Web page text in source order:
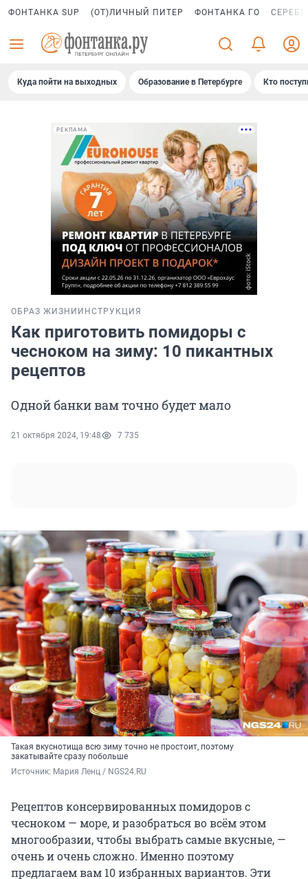
ФОНТАНКА SUP (ОТ)ЛИЧНЫЙ ПИТЕР ФОНТАНКА ГО
Куда пойти на выходных Образование в Петербурге Кто
РЕКЛАМА
ОБРАЗ ЖИЗНИ ИНСТРУКЦИЯ
Как приготовить помидоры с
чесноком на зиму: 10 пикантных
рецептов
Одной банки вам точно будет мало
21 октября 2024, 19:48 7 735
Такая вкуснотища всю зиму точно не простоит, поэтому
закатывайте сразу побольше
Источник: Мария Ленц / NGS24.RU
Рецептов консервированных помидоров с
чесноком — море, и разобраться во всём этом
многообразии, чтобы выбрать самые вкусные, —
очень и очень сложно. Именно поэтому
предлагаем вам 10 избранных вариантов. Эти